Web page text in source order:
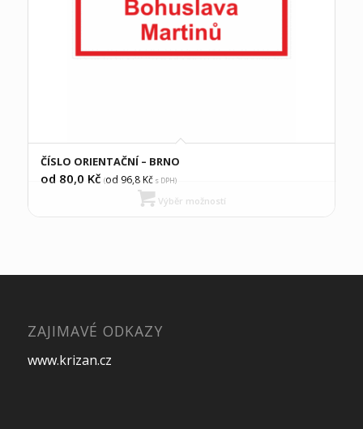
ČÍSLO ORIENTAČNÍ – BRNO
od 80,0 Kč (od 96,8Kčs DPH)
Výběr možností
ZAJIMAVÉ ODKAZY
www.krizan.cz